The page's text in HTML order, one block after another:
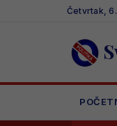
Četvrtak,